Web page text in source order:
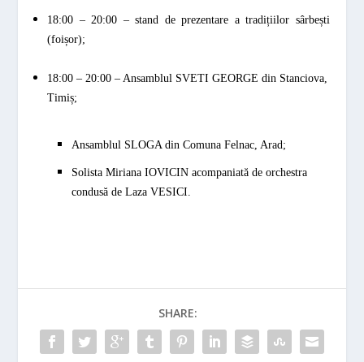
18:00 – 20:00 – stand de prezentare a tradițiilor sârbești
(foișor);
18:00 – 20:00 – Ansamblul SVETI GEORGE din Stanciova,
Timiș;
Ansamblul SLOGAdin Comuna Felnac, Arad;
Solista MirianaIOVICIN acompaniată de orchestra
condusă de LazaVESICI.
SHARE: